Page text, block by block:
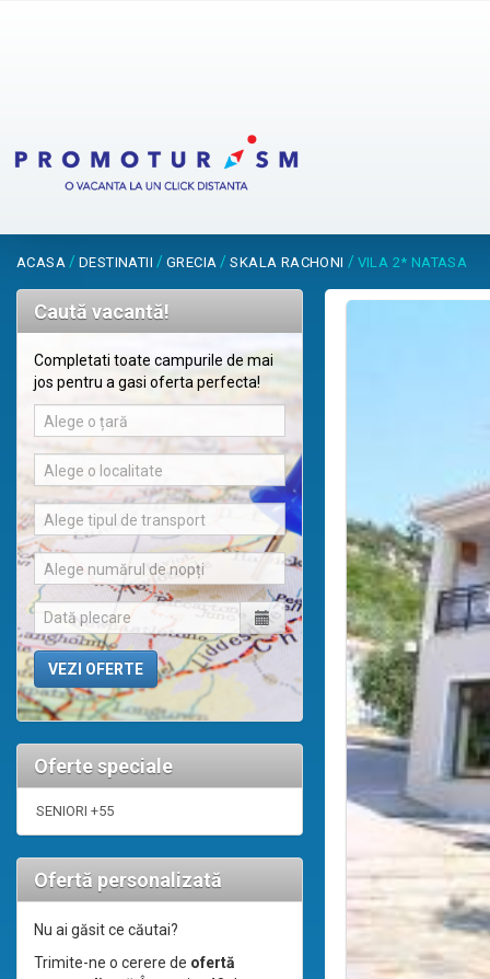
ACASA / DESTINATII / GRECIA /SKALA RACHONI / VILA 2* NATASA
Caută vacantă!
Completati toate campurile de mai
jos pentru a gasi oferta perfecta!
Alege o țară
Alege o localitate
Alege tipul de transport
Alege numărul de nopți
Oferte speciale
SENIORI +55
Ofertă personalizată
Nu ai găsit ce căutai?
Trimite-ne o cerere de ofertă